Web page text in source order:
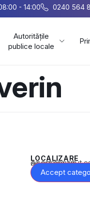
- 14:00 0240 564
Autoritățile
publice locale
LOCALIZARE
Acest conținut este blocat până când acceptați categoria corespunzătoare de cookie-uri.
Accept